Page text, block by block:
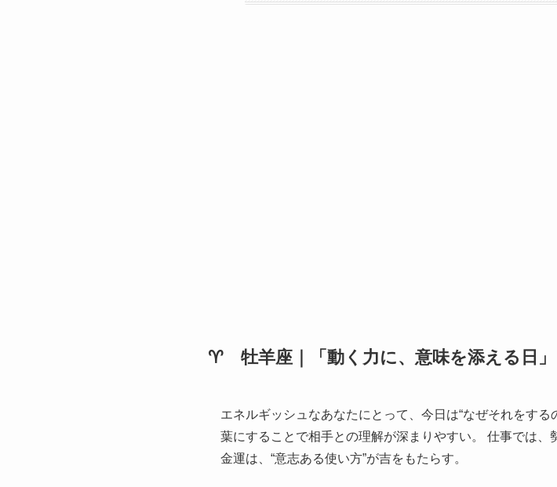
♈ 牡羊座｜「動く力に、意味を添える日」
エネルギッシュなあなたにとって、今日は“なぜそれをす
葉にすることで相手との理解が深まりやすい。 仕事では、
金運は、“意志ある使い方”が吉をもたらす。